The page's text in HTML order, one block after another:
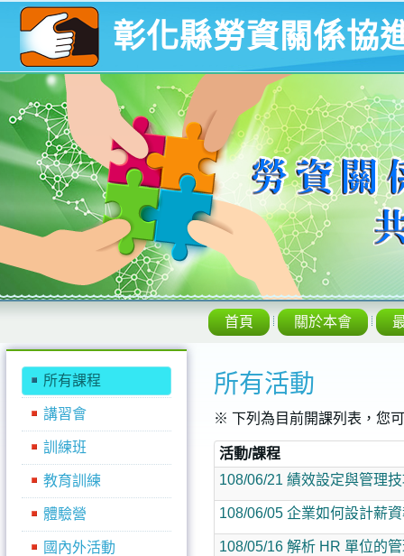
彰化縣勞資關係協
首頁 關於本會
所有課程
講習會
訓練班
教育訓練
體驗營
國內外活動
所有活動
※ 下列為目前開課列表，您
活動/課程
108/06/21 績效設定與管理
108/06/05 企業如何設計薪
108/05/16 解析 HR 單位的